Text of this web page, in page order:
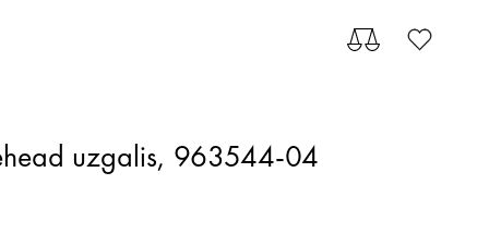
uzgalis, 963544-04